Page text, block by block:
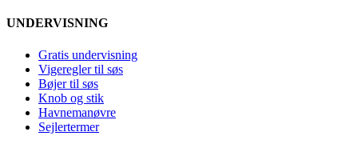
UNDERVISNING
Gratis undervisning
Vigeregler til søs
Bøjer til søs
Knob og stik
Havnemanøvre
Sejlertermer